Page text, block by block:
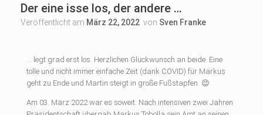
Der eine isse los, der andere …
Veröffentlicht am März 22, 2022 von Sven Franke
… legt grad erst los. Herzlichen Glückwunsch an beide. Eine
tolle und nicht immer einfache Zeit (dank COVID) für Markus
geht zu Ende und Martin steigt in große Fußstapfen. 😉
Am 03. März 2022 war es soweit. Nach intensiven zwei Jahren